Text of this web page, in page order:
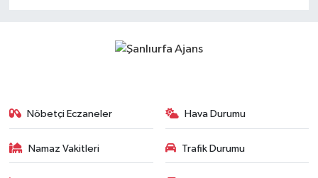
Nöbetçi Eczaneler Hava Durumu
Namaz Vakitleri Trafik Durumu